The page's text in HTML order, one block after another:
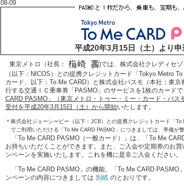
08-09
平成20年3月15日（土）より申
東京メトロ（社長：
)では、株式会社クレディセ
（以下：NICOS）との提携クレジットカード「Tokyo Metro
カード、以下：To Me CARD）と株式会社パスモ（本社：東
行する交通ＩＣ乗車券「PASMO」のサービスを1枚のカード
CARD PASMO」（東京メトロ・トゥー・ミー・カード・パ
受付を平成20年3月15日（土）から開始いたします。
＊ 株式会社ジェーシービー（以下：JCB）との提携クレジットカード「
でご利用いただける「To Me CARD PASMO」につきましては、準備が
「To Me CARD PASMO（一般カード）」は、「To Me
お持ちいただくことができます。また、ご入会や定期券のお
ンペーンを実施いたします。これを機に是非ご入会ください。
「To Me CARD PASMO」の機能、「To Me CARD PASMO
ンペーンの内容につきましては 別紙 のとおりです。